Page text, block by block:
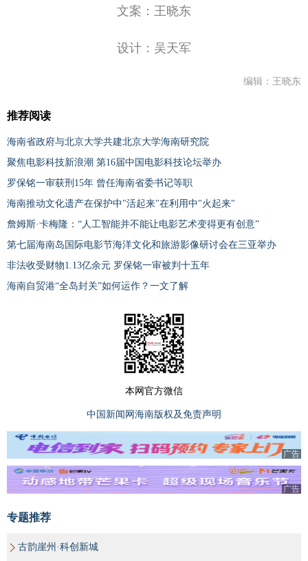
文案：王晓东
设计：吴天军
编辑：王晓东
推荐阅读
海南省政府与北京大学共建北京大学海南研究院
聚焦电影科技新浪潮 第16届中国电影科技论坛举办
罗保铭一审获刑15年 曾任海南省委书记等职
海南推动文化遗产在保护中"活起来"在利用中"火起来"
詹姆斯·卡梅隆：“人工智能并不能让电影艺术变得更有创意”
第七届海南岛国际电影节海洋文化和旅游影像研讨会在三亚举办
非法收受财物1.13亿余元 罗保铭一审被判十五年
海南自贸港“全岛封关”如何运作？一文了解
本网官方微信
中国新闻网海南版权及免责声明
广告
广告
专题推荐
古韵崖州·科创新城